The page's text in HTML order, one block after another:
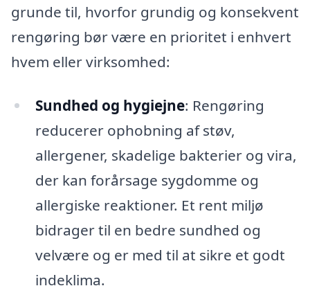
grunde til, hvorfor grundig og konsekvent
rengøring bør være en prioritet i enhvert
hvem eller virksomhed:
Sundhed og hygiejne: Rengøring
reducerer ophobning af støv,
allergener, skadelige bakterier og vira,
der kan forårsage sygdomme og
allergiske reaktioner. Et rent miljø
bidrager til en bedre sundhed og
velvære og er med til at sikre et godt
indeklima.